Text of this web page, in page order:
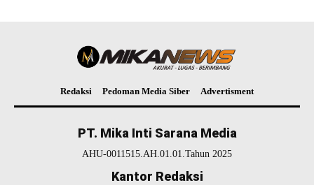
Redaksi Pedoman Media Siber Advertisment
PT. Mika Inti Sarana Media
AHU-0011515.AH.01.01.Tahun 2025
Kantor Redaksi